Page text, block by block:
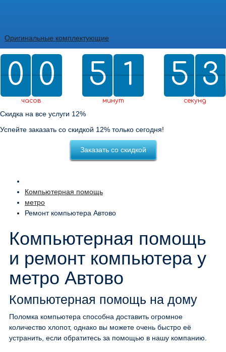
Оригинальные комплектующие
0
0 0
0
часов
5
5 2
1
1
2
минут
0
5
5
0 3
2
2
3
секунд
Скидка на все услуги 12%
Успейте заказать со скидкой 12% только сегодня!
Заказать со скидкой
Компьютерная помощь
метро
Ремонт компьютера Автово
Компьютерная помощь
и ремонт компьютера у
метро Автово
Компьютерная помощь на дому
Поломка компьютера способна доставить огромное
количество хлопот, однако вы можете очень быстро её
устранить, если обратитесь за помощью в нашу компанию.